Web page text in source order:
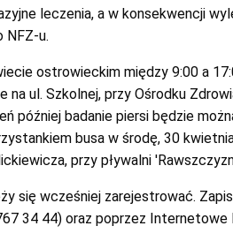
leczenia, a w konsekwencji
NFZ-u.
ostrowieckim między 9:00 a
ul. Szkolnej, przy Ośrodku
później badanie piersi będzie
busa w środę, 30
przy pływalni
się wcześniej zarejestrować.
34 44) oraz poprzez Internetowe